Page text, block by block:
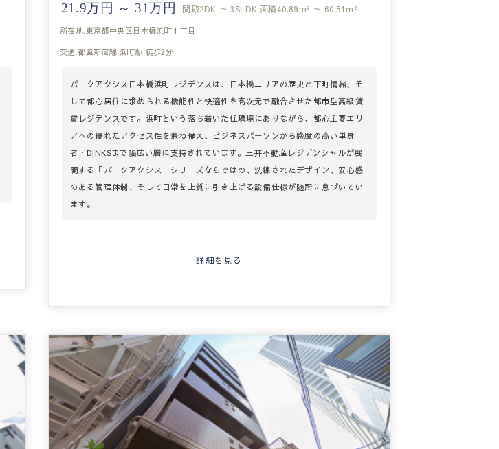
21.9万円 ～ 31万円 間取2DK ～ 3SLDK 面積40.89m² ～ 60.51m²
所在地:東京都中央区日本橋浜町１丁目
交通:都営新宿線 浜町駅 徒歩2分
パークアクシス日本橋浜町レジデンスは、日本橋エリアの歴史と下町情緒、そ
して都心居住に求められる機能性と快適性を高次元で融合させた都市型高級賃
貸レジデンスです。浜町という落ち着いた住環境にありながら、都心主要エリ
アへの優れたアクセス性を兼ね備え、ビジネスパーソンから感度の高い単身
者・DINKSまで幅広い層に支持されています。三井不動産レジデンシャルが展
開する「パークアクシス」シリーズならではの、洗練されたデザイン、安心感
のある管理体制、そして日常を上質に引き上げる設備仕様が随所に息づいてい
ます。
詳細を見る